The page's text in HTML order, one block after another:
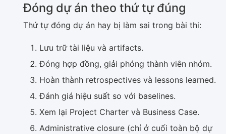
Đóng dự án theo thứ tự đúng
Thứ tự đóng dự án hay bị làm sai trong bài thi:
Lưu trữ tài liệu và artifacts.
Đóng hợp đồng, giải phóng thành viên nhóm.
Hoàn thành retrospectives và lessons learned.
Đánh giá hiệu suất so với baselines.
Xem lại Project Charter và Business Case.
Administrative closure (chỉ ở cuối toàn bộ dự